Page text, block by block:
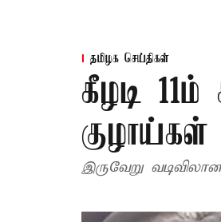
தமிழக செய்திகள்
கீழடி
குழாய்கள்
இருவேறு